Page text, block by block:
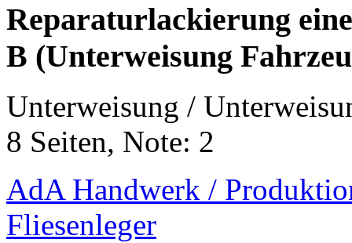
Reparaturlackierung
B (Unterweisung
Unterweisung /
8 Seiten, Note: 2
AdA Handwerk /
Fliesenleger